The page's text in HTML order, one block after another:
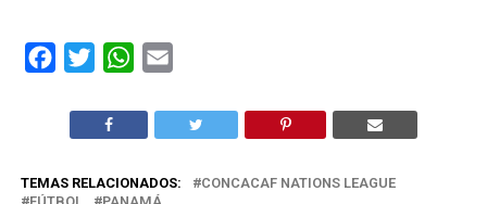
Facebook
TwitterWhatsApp
TEMAS RELACIONADOS:
CONCACAF NATIONS LEAGUE